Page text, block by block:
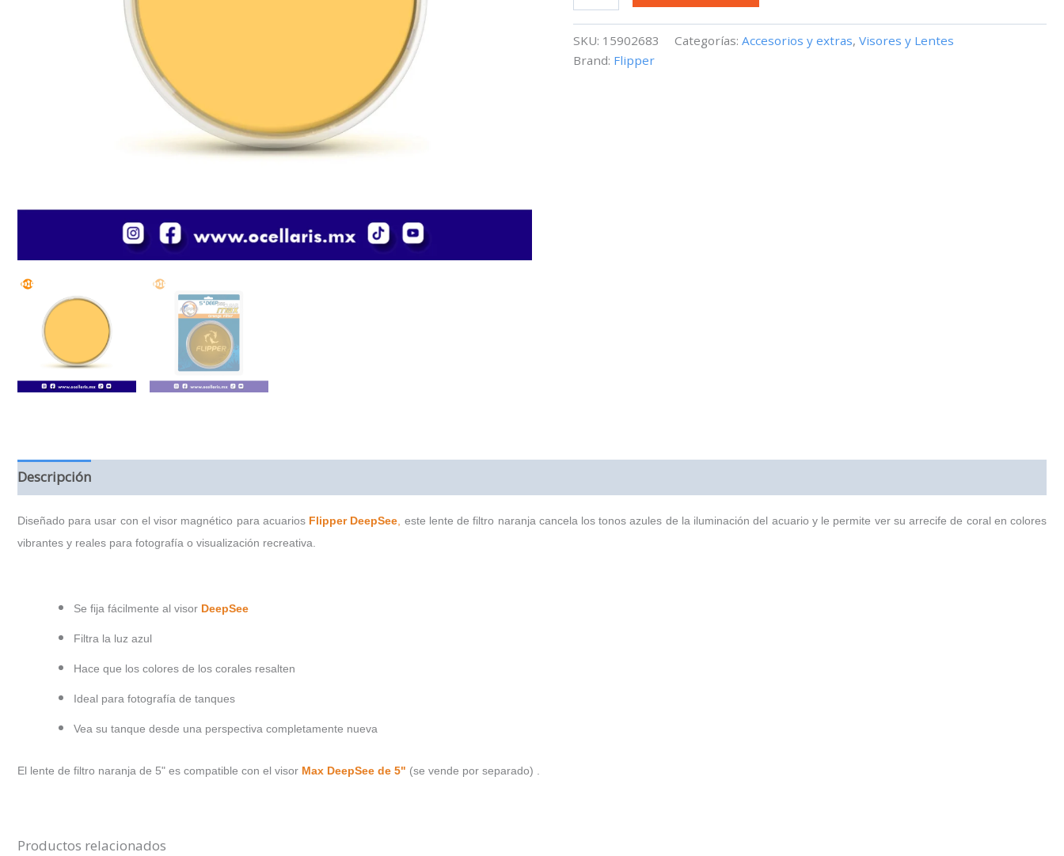
Filter
-
SKU: 15902683 Categorías: Accesorios y extras, Visores y Lentes
Brand: Flipper
Descripción
Diseñado para usar con el visor magnético para acuarios Flipper DeepSee este lente de filtro naranja cancela los tonos azules de la iluminación del acuario y le permite ver su arrecife de coral en colores
vibrantes y reales para fotografía o visualización recreativa.
Se fija fácilmente al visor DeepSee
Filtra la luz azul
Hace que los colores de los corales resalten
Ideal para fotografía de tanques
Vea su tanque desde una perspectiva completamente nueva
El lente de filtro naranja de 5" es compatible con el visor Max DeepSee de 5" (se vende por separado) .
Productos relacionados